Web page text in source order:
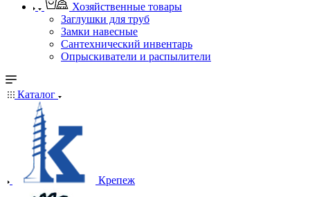
Хозяйственные товары
Заглушки для труб
Замки навесные
Сантехнический инвентарь
Опрыскиватели и распылители
Каталог
Крепеж